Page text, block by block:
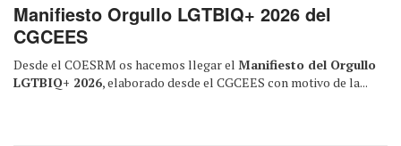
Manifiesto Orgullo LGTBIQ+ 2026 del
CGCEES
Desde el COESRM os hacemos llegar el Manifiesto del Orgullo
LGTBIQ+ 2026, elaborado desde el CGCEES con motivo de la...